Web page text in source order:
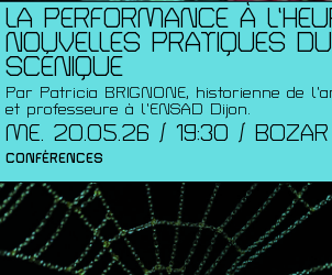
LA PERFORMANCE À
NOUVELLES PRATIQUES
SCÉNIQUE
Par Patricia BRIGNONE, historienne de
et professeure à l’ENSAD Dijon.
ME. 20.05.26 / 19:30 / BOZAR
CONFÉRENCES